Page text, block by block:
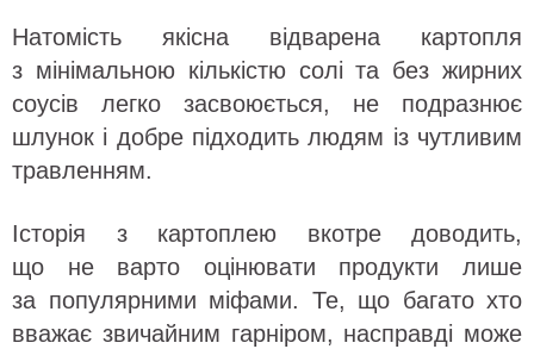
Натомість якісна відварена картопля
з мінімальною кількістю солі та без жирних
соусів легко засвоюється, не подразнює
шлунок і добре підходить людям із чутливим
травленням.
Історія з картоплею вкотре доводить,
що не варто оцінювати продукти лише
за популярними міфами. Те, що багато хто
вважає звичайним гарніром, насправді може